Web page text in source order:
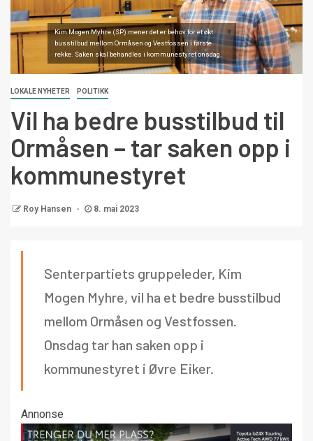
Kim Mogen Myhre (SP) mener det er behov for et økt
busstilbud mellom Ormåsen og Vestfossen i første
rekke. Saken skal behandles i kommunestyret onsdag.
LOKALE NYHETER POLITIKK
Vil ha bedre busstilbud til
Ormåsen – tar saken opp i
kommunestyret
Roy Hansen 8. mai 2023
Senterpartiets gruppeleder, Kim
Mogen Myhre, vil ha et bedre busstilbud
mellom Ormåsen og Vestfossen.
Onsdag tar han saken opp i
kommunestyret i Øvre Eiker.
Annonse